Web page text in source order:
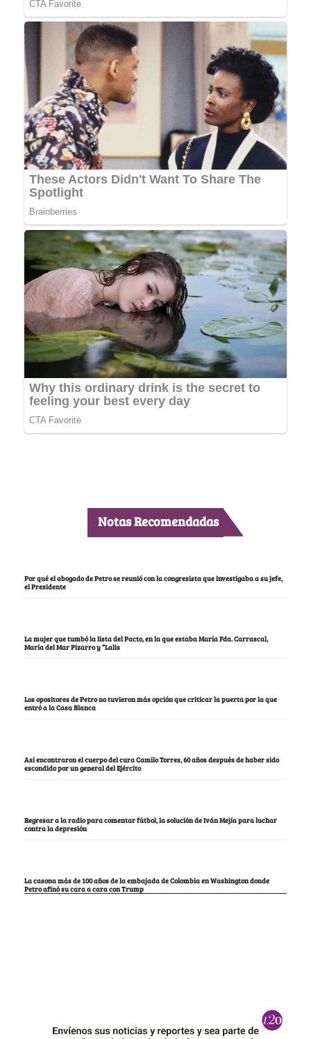
Notas Recomendadas
Por qué el abogado de Petro se reunió con la congresista que investigaba a su jefe,
el Presidente
La mujer que tumbó la lista del Pacto, en la que estaba María Fda. Carrascal,
María del Mar Pizarro y “Lalis
Los opositores de Petro no tuvieron más opción que criticar la puerta por la que
entró a la Casa Blanca
Así encontraron el cuerpo del cura Camilo Torres, 60 años después de haber sido
escondido por un general del Ejército
Regresar a la radio para comentar fútbol, la solución de Iván Mejía para luchar
contra la depresión
La casona más de 100 años de la embajada de Colombia en Washington donde
Petro afinó su cara a cara con Trump